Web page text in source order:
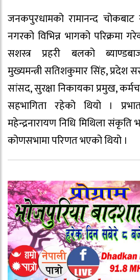
जनकपुरधामको रामानन्द
नगरको विभिन्न भागको परिक्रमा
सशस्त्र प्रहरी बलको
मुख्यमन्त्री सतिशकुमार सिंह, प्रदेश
सांसद, सुरक्षा निकायका प्रमुख,
सहभागिता रहेको थियो ।
महेन्द्रनारायण निधि मिथिला
कोणसभामा परिणत भएको थियो ।